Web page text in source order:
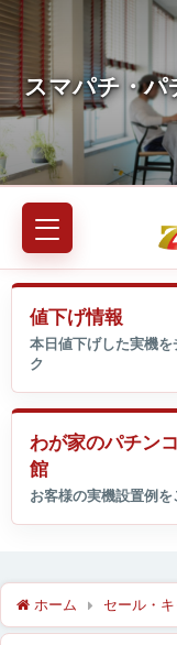
値下げ情報
わが家のパチン
館
ホーム セール・